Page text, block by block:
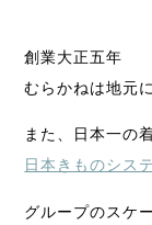
創業大正五年
むらかねは地元
また、日本一の
日本きものシス
グループのスケ